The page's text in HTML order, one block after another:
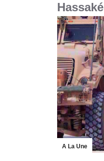
Hassaké
A La Une